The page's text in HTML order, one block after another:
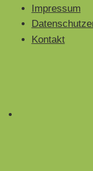
Impressum
Kontakt